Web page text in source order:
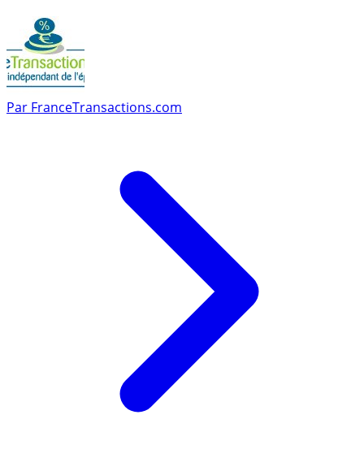
Par FranceTransactions.com